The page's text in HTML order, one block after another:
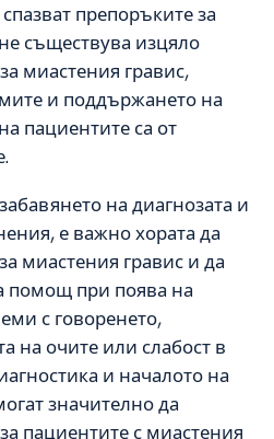
препоръките за
съществува изцяло
миастения гравис,
и поддържането на
пациентите са от
на диагнозата и
е важно хората да
миастения гравис и да
помощ при поява на
с говоренето,
на очите или слабост в
и началото на
значително да
пациентите с миастения